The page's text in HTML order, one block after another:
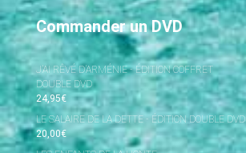
Commander un DVD
J’AI RÊVÉ D’ARMÉNIE - ÉDITION COFFRET
DOUBLE DVD
24,95€
LE SALAIRE DE LA DETTE - ÉDITION DOUBLE DVD
20,00€